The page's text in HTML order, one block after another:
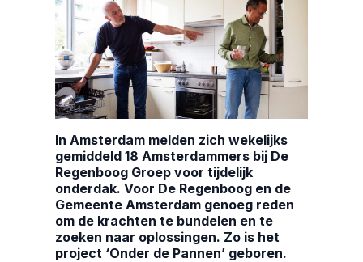
In Amsterdam melden zich wekelijks
gemiddeld 18 Amsterdammers bij De
Regenboog Groep voor tijdelijk
onderdak. Voor De Regenboog en de
Gemeente Amsterdam genoeg reden
om de krachten te bundelen en te
zoeken naar oplossingen. Zo is het
project ‘Onder de Pannen’ geboren.